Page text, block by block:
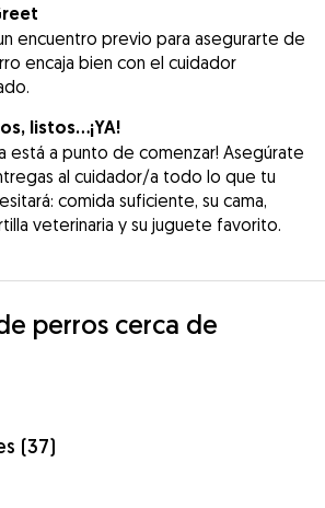
encuentro previo para asegurarte de
encaja bien con el cuidador
listos...¡YA!
está a punto de comenzar! Asegúrate
al cuidador/a todo lo que tu
comida suficiente, su cama,
veterinaria y su juguete favorito.
perros cerca de
(37)